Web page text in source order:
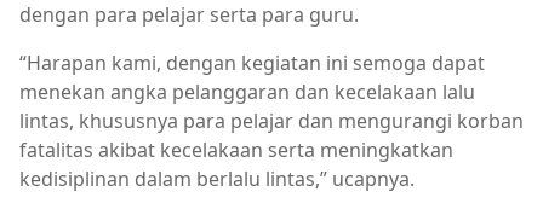
dengan para pelajar serta para guru.
“Harapan kami, dengan kegiatan ini semoga dapat
menekan angka pelanggaran dan kecelakaan lalu
lintas, khususnya para pelajar dan mengurangi korban
fatalitas akibat kecelakaan serta meningkatkan
kedisiplinan dalam berlalu lintas,” ucapnya.